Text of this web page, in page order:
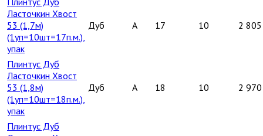
Ласточкин Хвост
53 (1,7м)
(1уп=10шт=17п.м.),
упак
Дуб A 17 10 2 805
Плинтус Дуб
Ласточкин Хвост
53 (1,8м)
(1уп=10шт=18п.м.),
упак
Дуб A 18 10 2 970
Плинтус Дуб